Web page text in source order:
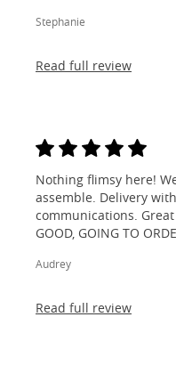
Stephanie
Read full review
Nothing flimsy here!
assemble. Delivery
communications.
GOOD, GOING TO
Audrey
Read full review